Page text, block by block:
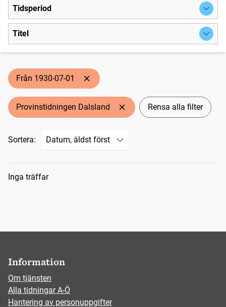
Tidsperiod
Titel
Från 1930-07-01
Provinstidningen Dalsland Rensa alla filter
Sortera:
Sökresultat
Inga träffar
Information
Om tjänsten
Alla tidningar A-Ö
Hantering av personuppgifter